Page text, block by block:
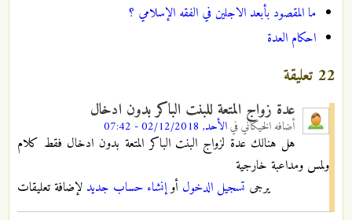
ما المقصود بأبعد الاجلين في الفقه الإسلامي ؟
احكام العدة
22 تعليقة
عدة زواج المتعة للبنت الباكر بدون ادخال
أضافه الخيكانيفيالأحد, 02/12/2018 - 07:42
هل هنالك عدة لزواج البنت الباكر المتعة بدون ادخال فقط كلام
ولمس ومداعبة خارجية
يرجى تسجيل الدخول أوإنشاء حساب جديد لإضافة تعليقات